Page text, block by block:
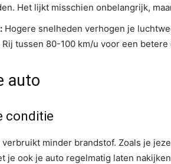
Het lijkt misschien onbelangrijk,
Hogere snelheden verhogen je
tussen 80-100 km/u voor een
auto
conditie
minder brandstof. Zoals je
je ook je auto regelmatig laten